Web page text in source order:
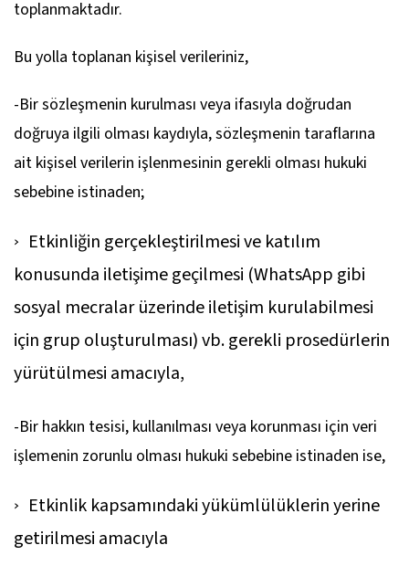
toplanmaktadır.
Bu yolla toplanan kişisel verileriniz,
-Bir sözleşmenin kurulması veya ifasıyla doğrudan
doğruya ilgili olması kaydıyla, sözleşmenin taraflarına
ait kişisel verilerin işlenmesinin gerekli olması hukuki
sebebine istinaden;
Etkinliğin gerçekleştirilmesi ve katılım
konusunda iletişime geçilmesi (WhatsApp gibi
sosyal mecralar üzerinde iletişim kurulabilmesi
için grup oluşturulması) vb. gerekli prosedürlerin
yürütülmesi amacıyla,
-Bir hakkın tesisi, kullanılması veya korunması için veri
işlemenin zorunlu olması hukuki sebebine istinaden ise,
Etkinlik kapsamındaki yükümlülüklerin yerine
getirilmesi amacıyla